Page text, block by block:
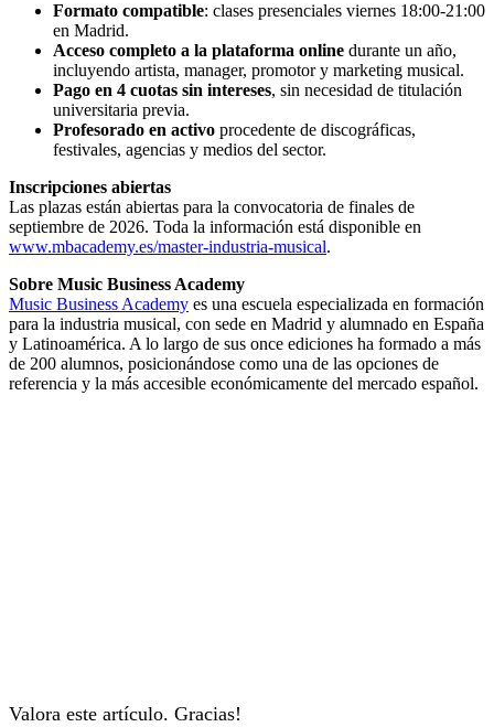
Formato compatible: clases presenciales viernes 18:00-21:00
en Madrid.
Acceso completo a la plataforma online durante un año,
incluyendo artista, manager, promotor y marketing musical.
Pago en 4 cuotas sin intereses, sin necesidad de titulación
universitaria previa.
Profesorado en activo procedente de discográficas,
festivales, agencias y medios del sector.
Inscripciones abiertas
Las plazas están abiertas para la convocatoria de finales de
septiembre de 2026. Toda la información está disponible en
www.mbacademy.es/master-industria-musical.
Sobre Music Business Academy
Music Business Academy es una escuela especializada en formación
para la industria musical, con sede en Madrid y alumnado en España
y Latinoamérica. A lo largo de sus once ediciones ha formado a más
de 200 alumnos, posicionándose como una de las opciones de
referencia y la más accesible económicamente del mercado español.
Valora este artículo. Gracias!